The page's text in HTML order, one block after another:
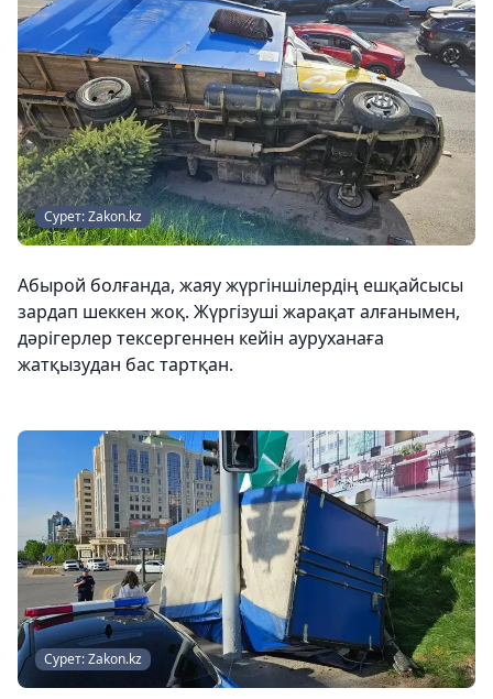
Сурет: Zakon.kz
Абырой болғанда, жаяу жүргіншілердің ешқайсысы
зардап шеккен жоқ. Жүргізуші жарақат алғанымен,
дәрігерлер тексергеннен кейін ауруханаға
жатқызудан бас тартқан.
Сурет: Zakon.kz